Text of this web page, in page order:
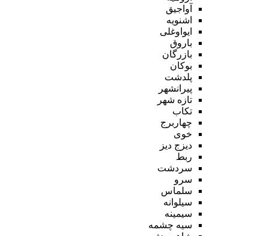
آواجیق
اشنویه
ایواوغلی
باروق
بازرگان
بوکان
پلدشت
پیرانشهر
تازه شهر
تکاب
چهاربرج
خوی
دیزج دیز
ربط
سردشت
سرو
سلماس
سیلوانه
سیمینه
سیه چشمه